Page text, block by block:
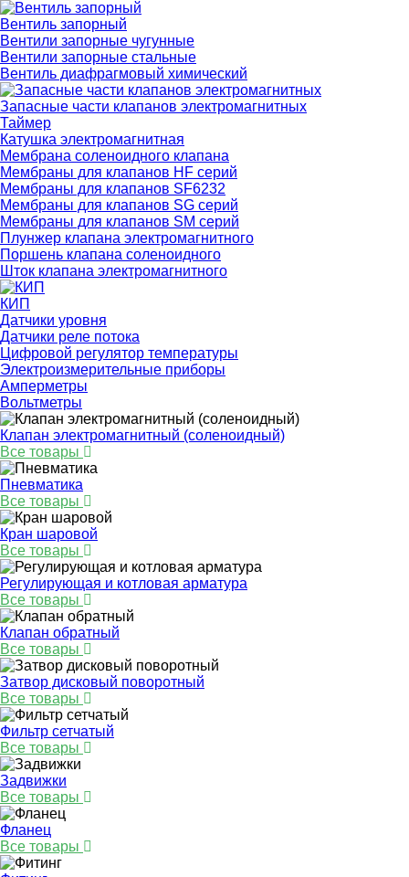
Вентиль запорный
Вентили запорные чугунные
Вентили запорные стальные
Вентиль диафрагмовый химический
Запасные части клапанов электромагнитных
Таймер
Катушка электромагнитная
Мембрана соленоидного клапана
Мембраны для клапанов HF серий
Мембраны для клапанов SF6232
Мембраны для клапанов SG серий
Мембраны для клапанов SM серий
Плунжер клапана электромагнитного
Поршень клапана соленоидного
Шток клапана электромагнитного
КИП
Датчики уровня
Датчики реле потока
Цифровой регулятор температуры
Электроизмерительные приборы
Амперметры
Вольтметры
Клапан электромагнитный (соленоидный)
Все товары
Пневматика
Все товары
Кран шаровой
Все товары
Регулирующая и котловая арматура
Все товары
Клапан обратный
Все товары
Затвор дисковый поворотный
Все товары
Фильтр сетчатый
Все товары
Задвижки
Все товары
Фланец
Все товары